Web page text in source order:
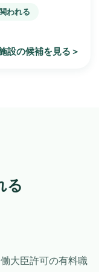
われる
設の候補を見る ＞
る
大臣許可の有料職